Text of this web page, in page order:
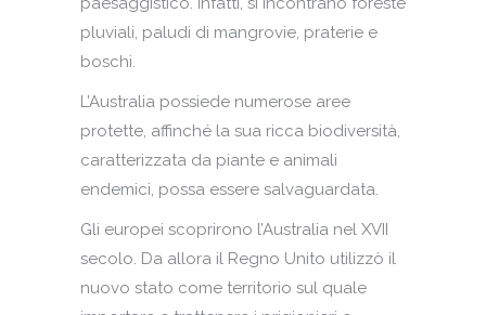
pluviali, paludi di mangrovie, praterie e
boschi.
L’Australia possiede numerose aree
protette, affinché la sua ricca biodiversità,
caratterizzata da piante e animali
endemici, possa essere salvaguardata.
Gli europei scoprirono l’Australia nel XVII
secolo. Da allora il Regno Unito utilizzò il
nuovo stato come territorio sul quale